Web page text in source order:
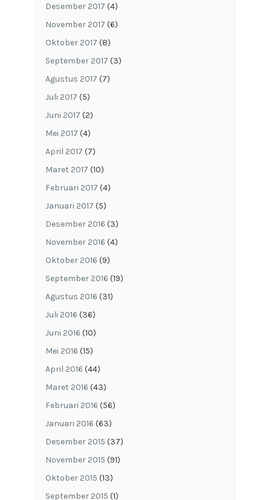
Desember 2017 (4)
November 2017 (6)
Oktober 2017 (8)
September 2017 (3)
Agustus 2017 (7)
Juli 2017 (5)
Juni 2017 (2)
Mei 2017 (4)
April 2017 (7)
Maret 2017 (10)
Februari 2017 (4)
Januari 2017 (5)
Desember 2016 (3)
November 2016 (4)
Oktober 2016 (9)
September 2016 (19)
Agustus 2016 (31)
Juli 2016 (36)
Juni 2016 (10)
Mei 2016 (15)
April 2016 (44)
Maret 2016 (43)
Februari 2016 (56)
Januari 2016 (63)
Desember 2015 (37)
November 2015 (91)
Oktober 2015 (13)
September 2015 (1)